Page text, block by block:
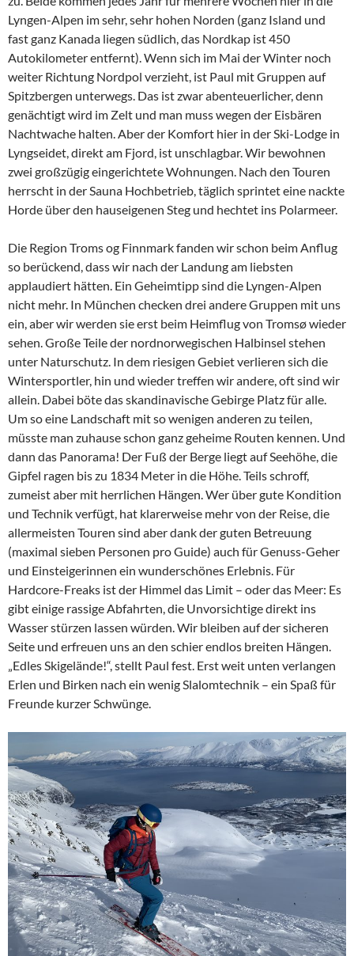
Lyngen-Alpen im sehr, sehr hohen Norden (ganz Island und
fast ganz Kanada liegen südlich, das Nordkap ist 450
Autokilometer entfernt). Wenn sich im Mai der Winter noch
weiter Richtung Nordpol verzieht, ist Paul mit Gruppen auf
Spitzbergen unterwegs. Das ist zwar abenteuerlicher, denn
genächtigt wird im Zelt und man muss wegen der Eisbären
Nachtwache halten. Aber der Komfort hier in der Ski-Lodge in
Lyngseidet, direkt am Fjord, ist unschlagbar. Wir bewohnen
zwei großzügig eingerichtete Wohnungen. Nach den Touren
herrscht in der Sauna Hochbetrieb, täglich sprintet eine nackte
Horde über den hauseigenen Steg und hechtet ins Polarmeer.
Die Region Troms og Finnmark fanden wir schon beim Anflug
so berückend, dass wir nach der Landung am liebsten
applaudiert hätten. Ein Geheimtipp sind die Lyngen-Alpen
nicht mehr. In München checken drei andere Gruppen mit uns
ein, aber wir werden sie erst beim Heimflug von Tromsø wieder
sehen. Große Teile der nordnorwegischen Halbinsel stehen
unter Naturschutz. In dem riesigen Gebiet verlieren sich die
Wintersportler, hin und wieder treffen wir andere, oft sind wir
allein. Dabei böte das skandinavische Gebirge Platz für alle.
Um so eine Landschaft mit so wenigen anderen zu teilen,
müsste man zuhause schon ganz geheime Routen kennen. Und
dann das Panorama! Der Fuß der Berge liegt auf Seehöhe, die
Gipfel ragen bis zu 1834 Meter in die Höhe. Teils schroff,
zumeist aber mit herrlichen Hängen. Wer über gute Kondition
und Technik verfügt, hat klarerweise mehr von der Reise, die
allermeisten Touren sind aber dank der guten Betreuung
(maximal sieben Personen pro Guide) auch für Genuss-Geher
und Einsteigerinnen ein wunderschönes Erlebnis. Für
Hardcore-Freaks ist der Himmel das Limit – oder das Meer: Es
gibt einige rassige Abfahrten, die Unvorsichtige direkt ins
Wasser stürzen lassen würden. Wir bleiben auf der sicheren
Seite und erfreuen uns an den schier endlos breiten Hängen.
„Edles Skigelände!“, stellt Paul fest. Erst weit unten verlangen
Erlen und Birken nach ein wenig Slalomtechnik – ein Spaß für
Freunde kurzer Schwünge.